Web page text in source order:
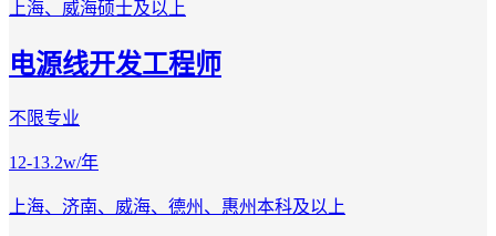
上海、威海硕士及以上
电源线开发工程师
不限专业
12-13.2w/年
上海、济南、威海、德州、惠州本科及以上